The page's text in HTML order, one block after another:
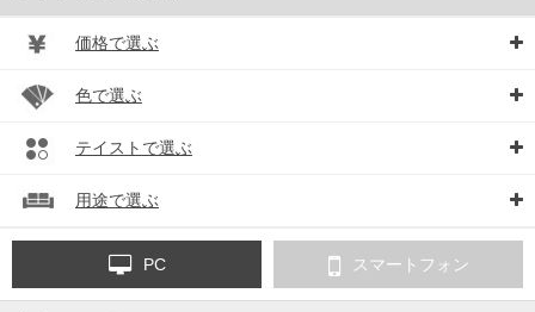
価格で選ぶ
色で選ぶ
テイストで選ぶ
用途で選ぶ
PC スマートフォン